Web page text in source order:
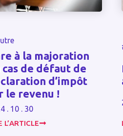
à la majoration
cas de défaut de
d’impôt
le revenu !
. 10 . 30
L’ARTICLE